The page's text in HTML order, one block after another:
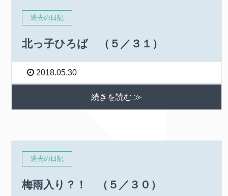
過去の日記
北っ子ひろば （５／３１）
2018.05.30
続きを読む ≫
過去の日記
梅雨入り？！ （５／３０）